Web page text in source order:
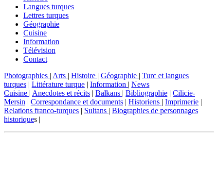
Langues turques
Lettres turques
Géographie
Cuisine
Information
Télévision
Contact
Photographies | Arts | Histoire | Géographie | Turc et langues
turques | Littérature turque | Information | News
Cuisine | Anecdotes et récits | Balkans | Bibliographie | Cilicie-
Mersin | Correspondance et documents | Historiens | Imprimerie |
Relations franco-turques | Sultans | Biographies de personnages
historiques |